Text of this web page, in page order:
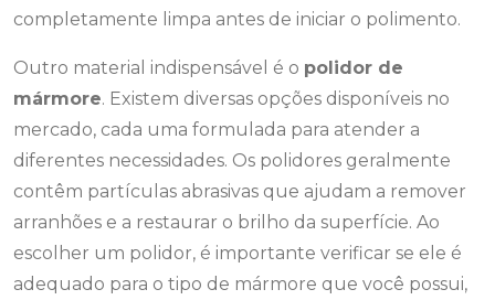
completamente limpa antes de iniciar o polimento.
Outro material indispensável é o polidor de
mármore. Existem diversas opções disponíveis no
mercado, cada uma formulada para atender a
diferentes necessidades. Os polidores geralmente
contêm partículas abrasivas que ajudam a remover
arranhões e a restaurar o brilho da superfície. Ao
escolher um polidor, é importante verificar se ele é
adequado para o tipo de mármore que você possui,